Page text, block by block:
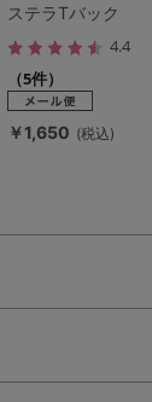
ステラTバック
4.4
（5件）
￥1,650 (税込)